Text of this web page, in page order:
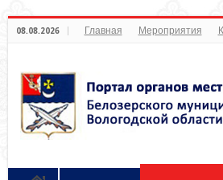
08.08.2026 Главная Мероприятия